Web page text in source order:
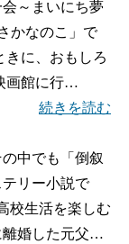
～まいにち夢
かなのこ」で
きに、おもしろ
画館に行…
続きを読む
中でも「倒叙
リー小説で
校生活を楽しむ
離婚した元父…